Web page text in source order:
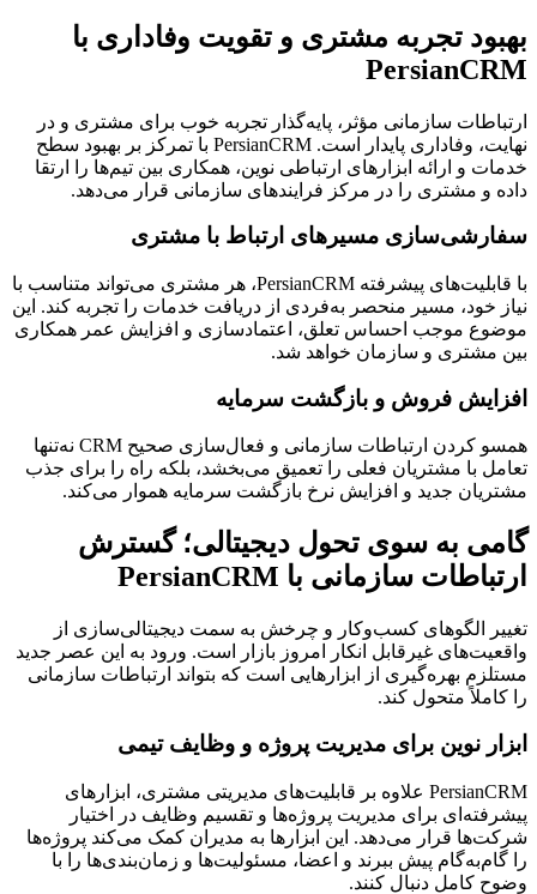
بهبود تجربه مشتری و تقویت وفاداری با
PersianCRM
ارتباطات سازمانی مؤثر، پایه‌گذار تجربه خوب برای مشتری و در
نهایت، وفاداری پایدار است. PersianCRM با تمرکز بر بهبود سطح
خدمات و ارائه ابزارهای ارتباطی نوین، همکاری بین تیم‌ها را ارتقا
داده و مشتری را در مرکز فرایندهای سازمانی قرار می‌دهد.
سفارشی‌سازی مسیرهای ارتباط با مشتری
با قابلیت‌های پیشرفته PersianCRM، هر مشتری می‌تواند متناسب با
نیاز خود، مسیر منحصر به‌فردی از دریافت خدمات را تجربه کند. این
موضوع موجب احساس تعلق، اعتمادسازی و افزایش عمر همکاری
بین مشتری و سازمان خواهد شد.
افزایش فروش و بازگشت سرمایه
همسو کردن ارتباطات سازمانی و فعال‌سازی صحیح CRM نه‌تنها
تعامل با مشتریان فعلی را تعمیق می‌بخشد، بلکه راه را برای جذب
مشتریان جدید و افزایش نرخ بازگشت سرمایه هموار می‌کند.
گامی به سوی تحول دیجیتالی؛ گسترش
ارتباطات سازمانی با PersianCRM
تغییر الگوهای کسب‌وکار و چرخش به سمت دیجیتالی‌سازی از
واقعیت‌های غیرقابل انکار امروز بازار است. ورود به این عصر جدید
مستلزم بهره‌گیری از ابزارهایی است که بتواند ارتباطات سازمانی
را کاملاً متحول کند.
ابزار نوین برای مدیریت پروژه و وظایف تیمی
PersianCRM علاوه بر قابلیت‌های مدیریتی مشتری، ابزارهای
پیشرفته‌ای برای مدیریت پروژه‌ها و تقسیم وظایف در اختیار
شرکت‌ها قرار می‌دهد. این ابزارها به مدیران کمک می‌کند پروژه‌ها
را گام‌به‌گام پیش ببرند و اعضا، مسئولیت‌ها و زمان‌بندی‌ها را با
وضوح کامل دنبال کنند.